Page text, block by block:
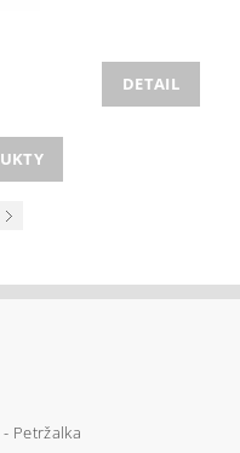
DETAIL
Petržalka